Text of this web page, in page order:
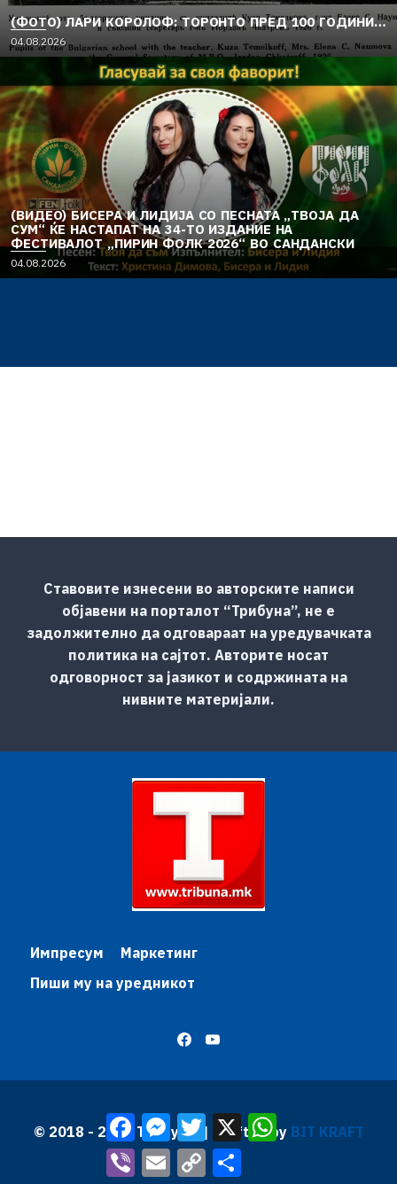
(ФОТО) ЛАРИ КОРОЛОФ: ТОРОНТО ПРЕД 100 ГОДИНИ…
04.08.2026
(ВИДЕО) БИСЕРА И ЛИДИЈА СО ПЕСНАТА „ТВОЈА ДА
СУМ“ ЌЕ НАСТАПАТ НА 34-ТО ИЗДАНИЕ НА
ФЕСТИВАЛОТ „ПИРИН ФОЛК 2026“ ВО САНДАНСКИ
04.08.2026
Ставовите изнесени во авторските написи
објавени на порталот “Трибуна”, не е
задолжително да одговараат на уредувачката
политика на сајтот. Авторите носат
одговорност за јазикот и содржината на
нивните материјали.
Импресум
Маркетинг
Пиши му на уредникот
© 2018 - 2026 Трибуна | Krafted by BIT KRAFT
FacebookMessenger
TwitterX
Viber
Email Copy
Link